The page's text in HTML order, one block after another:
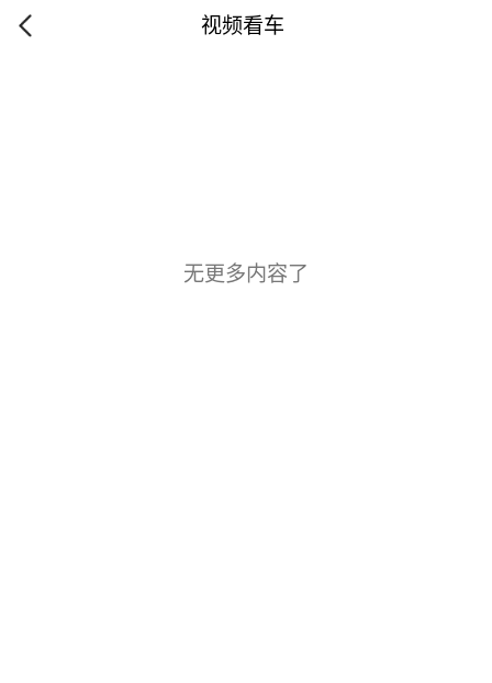
视频看车
无更多内容了